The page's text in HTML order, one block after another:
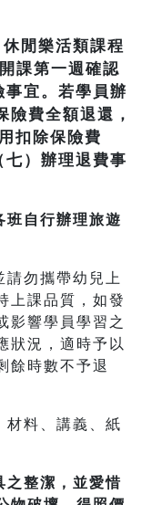
閒樂活類課程
課第一週確認
宜。若學員辦
費全額退還，
扣除保險費
）辦理退費事
班自行辦理旅遊
勿攜帶幼兒上
上課品質，如發
影響學員學習之
狀況，適時予以
餘時數不予退
材料、講義、紙
之整潔，並愛惜